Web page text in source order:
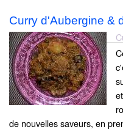
Curry d'Aubergine &
de nouvelles saveurs, en